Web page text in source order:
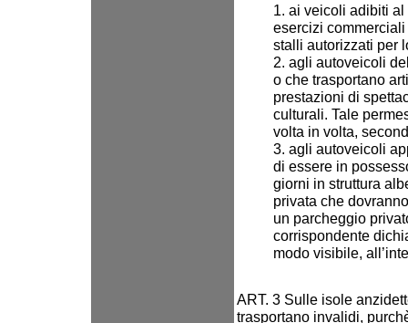
1. ai veicoli adibiti
esercizi
stalli autorizzati per
2. agli autoveicoli
o che trasportano
prestazioni di
culturali. Tale
volta in volta,
3. agli autoveicoli
di essere in
giorni in struttura
privata che
un parcheggio
corrispondente
modo visibile,
ART. 3 Sulle isole
trasportano invalidi,